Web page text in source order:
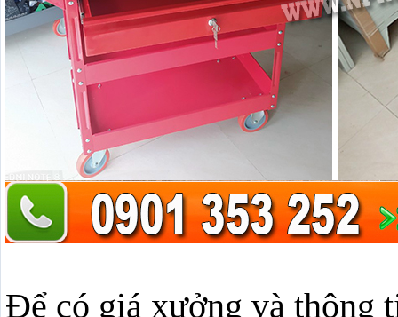
Để có giá xưởng và thông